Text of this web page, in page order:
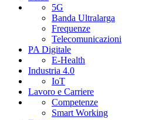
5G
Banda Ultralarga
Frequenze
Telecomunicazioni
PA Digitale
E-Health
Industria 4.0
IoT
Lavoro e Carriere
Competenze
Smart Working